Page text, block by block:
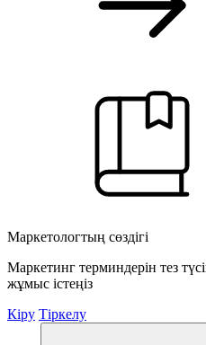
Маркетологтың сөздігі
Маркетинг терминдерін тез
жұмыс істеңіз
Кіру Тіркелу